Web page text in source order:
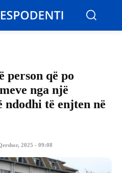
person që po
nga një
të enjten në
2025 - 09:08